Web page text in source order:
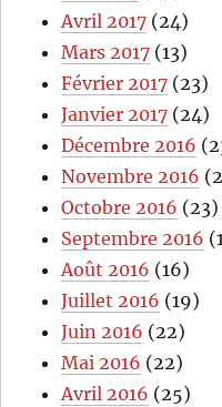
Avril 2017 (24)
Mars 2017 (13)
Février 2017 (23)
Janvier 2017 (24)
Décembre 2016
Novembre 2016
Octobre 2016 (23)
Septembre 2016
Août 2016 (16)
Juillet 2016 (19)
Juin 2016 (22)
Mai 2016 (22)
Avril 2016 (25)